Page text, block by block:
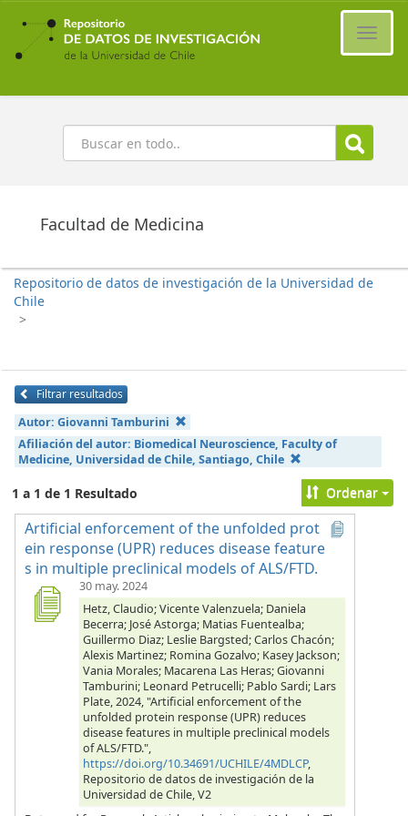
Ir
contenido
principal
Buscar
Facultad de Medicina
Repositorio de datos de investigación de la Universidad de
Chile
>
Filtrar resultados
Autor: Giovanni Tamburini
Afiliación del autor: Biomedical Neuroscience, Faculty of
Medicine, Universidad de Chile, Santiago, Chile
1 a 1 de 1 Resultado Ordenar
Artificial enforcement of the unfolded prot
ein response (UPR) reduces disease feature
s in multiple preclinical models of ALS/FTD.
30 may. 2024
Hetz, Claudio; Vicente Valenzuela; Daniela
Becerra; José Astorga; Matias Fuentealba;
Guillermo Diaz; Leslie Bargsted; Carlos Chacón;
Alexis Martinez; Romina Gozalvo; Kasey Jackson;
Vania Morales; Macarena Las Heras; Giovanni
Tamburini; Leonard Petrucelli; Pablo Sardi; Lars
Plate, 2024, "Artificial enforcement of the
unfolded protein response (UPR) reduces
disease features in multiple preclinical models
of ALS/FTD.",
https://doi.org/10.34691/UCHILE/4MDLCP,
Repositorio de datos de investigación de la
Universidad de Chile, V2